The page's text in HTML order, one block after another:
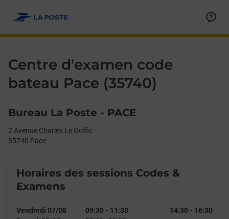
Centre d'examen code
bateau Pace (35740)
Bureau La Poste - PACE
2 Avenue Charles Le Goffic
35740 Pace
Horaires des sessions Codes &
Examens
Vendredi 07/08 09:30 - 11:30 14:30 - 16:30